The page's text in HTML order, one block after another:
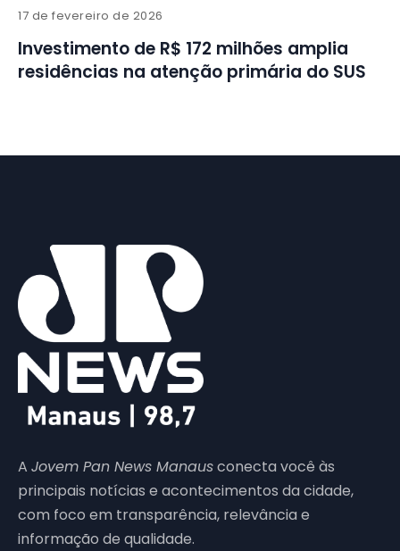
17 de fevereiro de 2026
Investimento de R$ 172 milhões amplia
residências na atenção primária do SUS
A Jovem Pan News Manausconecta você às
principais notícias e acontecimentos da cidade,
com foco em transparência, relevância e
informação de qualidade.